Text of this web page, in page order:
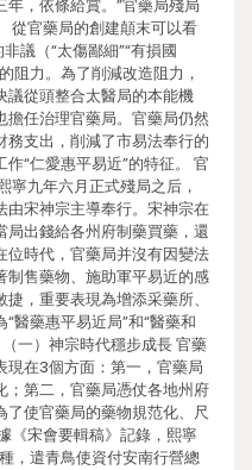
，依條給賞。”官藥局殘局
從官藥局的創建顛末可以看
議（“太傷鄙細”“有損國
阻力。為了削減改造阻力，
議從頭整合太醫局的本能機
任治理官藥局。官藥局仍然
支出，削減了市易法奉行的
“仁愛惠平易近”的特征。 官
寧九年六月正式殘局之后，
由宋神宗主導奉行。宋神宗在
出錢給各州府制藥買藥，還
時代，官藥局并沒有因變法
制售藥物、施助軍平易近的感
，重要表現為增添采藥所、
醫藥惠平易近局”和“醫藥和
一）神宗時代穩步成長 官藥
現在3個方面：第一，官藥局
第二，官藥局憑仗各地州府
使官藥局的藥物規范化、尺
《宋會要輯稿》記錄，熙寧
，遣青鳥使資付安南行營總